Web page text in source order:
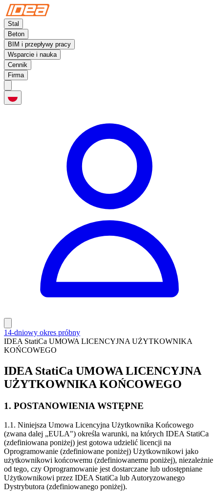
Stal
Beton
BIM i przepływy pracy
Wsparcie i nauka
Cennik
Firma
14-dniowy okres próbny
IDEA StatiCa UMOWA LICENCYJNA UŻYTKOWNIKA
KOŃCOWEGO
IDEA StatiCa UMOWA LICENCYJNA
UŻYTKOWNIKA KOŃCOWEGO
1. POSTANOWIENIA WSTĘPNE
1.1. Niniejsza Umowa Licencyjna Użytkownika Końcowego
(zwana dalej „EULA") określa warunki, na których IDEA StatiCa
(zdefiniowana poniżej) jest gotowa udzielić licencji na
Oprogramowanie (zdefiniowane poniżej) Użytkownikowi jako
użytkownikowi końcowemu (zdefiniowanemu poniżej), niezależnie
od tego, czy Oprogramowanie jest dostarczane lub udostępniane
Użytkownikowi przez IDEA StatiCa lub Autoryzowanego
Dystrybutora (zdefiniowanego poniżej).